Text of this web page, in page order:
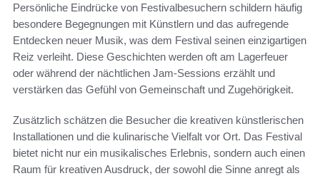
Persönliche Eindrücke von Festivalbesuchern schildern häufig
besondere Begegnungen mit Künstlern und das aufregende
Entdecken neuer Musik, was dem Festival seinen einzigartigen
Reiz verleiht. Diese Geschichten werden oft am Lagerfeuer
oder während der nächtlichen Jam-Sessions erzählt und
verstärken das Gefühl von Gemeinschaft und Zugehörigkeit.
Zusätzlich schätzen die Besucher die kreativen künstlerischen
Installationen und die kulinarische Vielfalt vor Ort. Das Festival
bietet nicht nur ein musikalisches Erlebnis, sondern auch einen
Raum für kreativen Ausdruck, der sowohl die Sinne anregt als